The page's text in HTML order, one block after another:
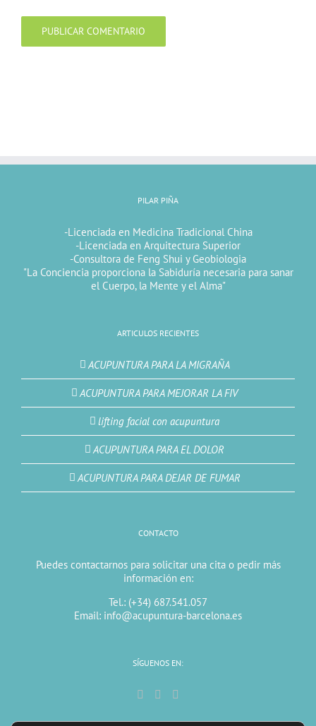
PILAR PIÑA
-Licenciada en Medicina Tradicional China
-Licenciada en Arquitectura Superior
-Consultora de Feng Shui y Geobiologia
"La Conciencia proporciona la Sabiduría necesaria para sanar
el Cuerpo, la Mente y el Alma"
ARTICULOS RECIENTES
ACUPUNTURA PARA LA MIGRAÑA
ACUPUNTURA PARA MEJORAR LA FIV
lifting facial con acupuntura
ACUPUNTURA PARA EL DOLOR
ACUPUNTURA PARA DEJAR DE FUMAR
CONTACTO
Puedes contactarnos para solicitar una cita o pedir más
información en:
Tel.: (+34) 687.541.057
Email: info@acupuntura-barcelona.es
SÍGUENOS EN: